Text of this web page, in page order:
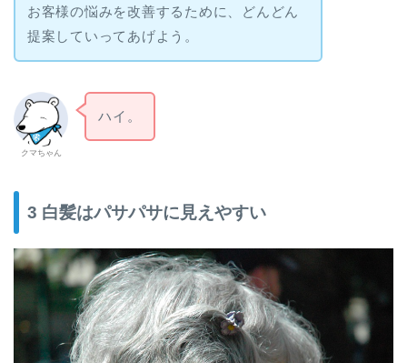
お客様の悩みを改善するために、どんどん
提案していってあげよう。
クマちゃん
ハイ。
3 白髪はパサパサに見えやすい